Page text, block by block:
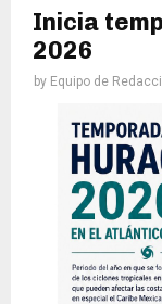
Inicia
2026
by Equipo de